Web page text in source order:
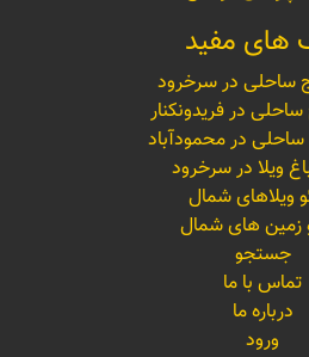
های مفید
ساحلی در سرخرود
در فریدونکنار
در محمودآباد
ویلا در سرخرود
ویلاهای شمال
زمین های شمال
جستجو
تماس با ما
درباره ما
ورود